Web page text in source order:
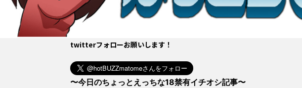
twitterフォローお願いします！
〜今日のちょっとえっちな18禁有イチオシ記事〜